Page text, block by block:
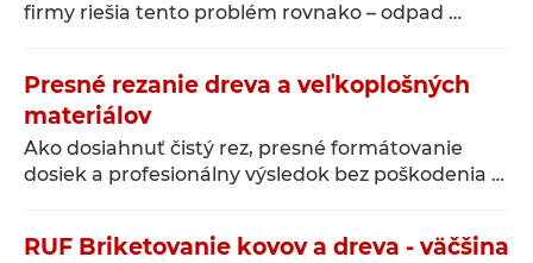
firmy riešia tento problém rovnako – odpad …
Presné rezanie dreva a veľkoplošných
materiálov
Ako dosiahnuť čistý rez, presné formátovanie
dosiek a profesionálny výsledok bez poškodenia …
RUF Briketovanie kovov a dreva - väčšina